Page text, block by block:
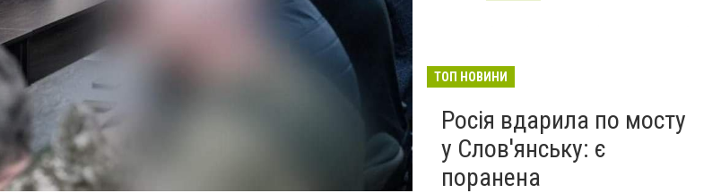
великої війни: 7 серпня
ТОП НОВИНИ
Росія вдарила по мосту
у Слов'янську: є
поранена